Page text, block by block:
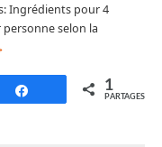
Ingrédients pour 4
personne selon la
Partagez 1
PARTAGES